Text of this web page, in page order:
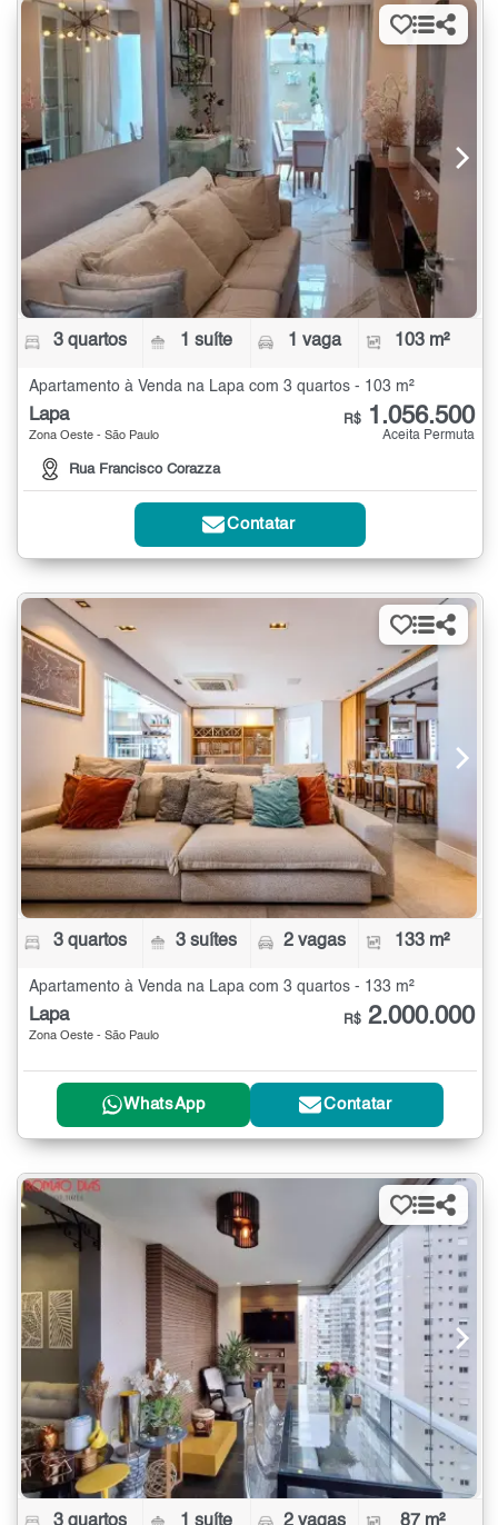
3 quartos 1 suíte 1 vaga 103 m²
Apartamento à Venda na Lapa com 3 quartos - 103 m²
Lapa
Zona Oeste - São Paulo
Rua Francisco Corazza
R$ 1.056.500
Aceita Permuta
Contatar
3 quartos 3 suítes 2 vagas 133 m²
Apartamento à Venda na Lapa com 3 quartos - 133 m²
Lapa
Zona Oeste - São Paulo
R$ 2.000.000
WhatsApp Contatar